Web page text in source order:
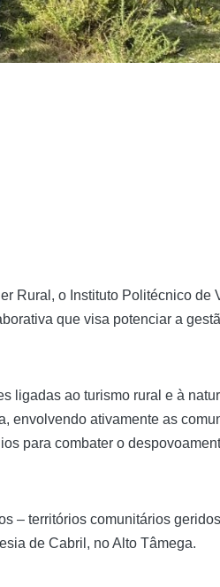
Rural, o Instituto Politécnico de
que visa potenciar a
ligadas ao turismo rural e à
envolvendo ativamente as
para combater o
– territórios comunitários
de Cabril, no Alto Tâmega.